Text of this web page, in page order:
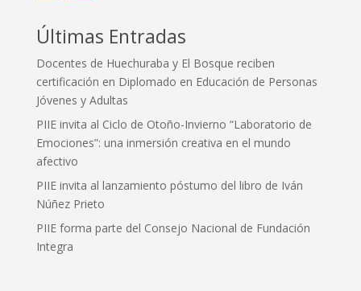
Últimas Entradas
Docentes de Huechuraba y El Bosque reciben
certificación en Diplomado en Educación de Personas
Jóvenes y Adultas
PIIE invita al Ciclo de Otoño-Invierno “Laboratorio de
Emociones”: una inmersión creativa en el mundo
afectivo
PIIE invita al lanzamiento póstumo del libro de Iván
Núñez Prieto
PIIE forma parte del Consejo Nacional de Fundación
Integra